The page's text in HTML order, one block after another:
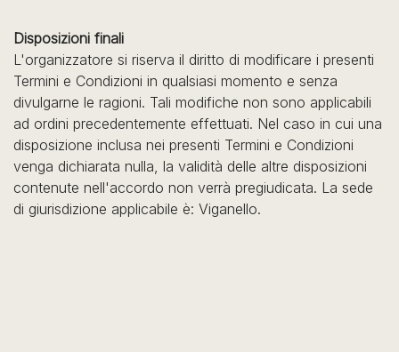
Disposizioni finali
L'organizzatore si riserva il diritto di modificare i presenti
Termini e Condizioni in qualsiasi momento e senza
divulgarne le ragioni. Tali modifiche non sono applicabili
ad ordini precedentemente effettuati. Nel caso in cui una
disposizione inclusa nei presenti Termini e Condizioni
venga dichiarata nulla, la validità delle altre disposizioni
contenute nell'accordo non verrà pregiudicata. La sede
di giurisdizione applicabile è: Viganello.